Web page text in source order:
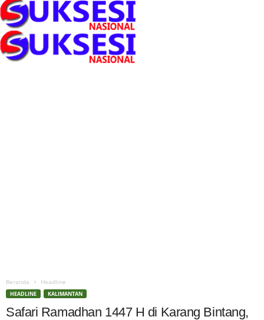
Beranda Headline
HEADLINE KALIMANTAN
Safari Ramadhan 1447 H di Karang Bintang,